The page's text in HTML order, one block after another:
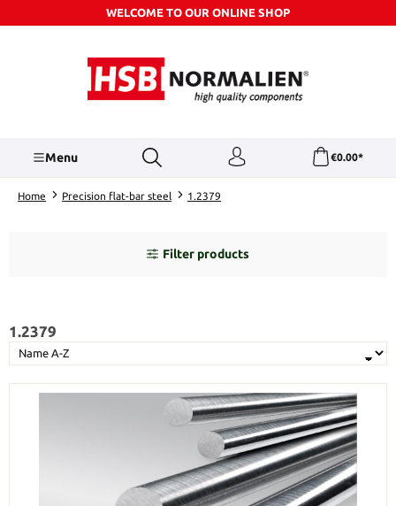
Skip to main contentWELCOME TO OUR ONLINE SHOP
Menu €0.00*
Home Precision flat-bar steel 1.2379
Filter products
1.2379